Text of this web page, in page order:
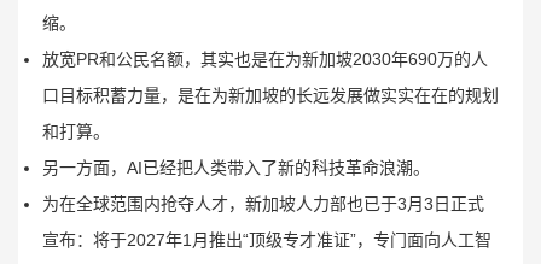
缩。
放宽PR和公民名额，其实也是在为新加坡2030年690万的人
口目标积蓄力量，是在为新加坡的长远发展做实实在在的规划
和打算。
另一方面，AI已经把人类带入了新的科技革命浪潮。
为在全球范围内抢夺人才，新加坡人力部也已于3月3日正式
宣布：将于2027年1月推出“顶级专才准证”，专门面向人工智